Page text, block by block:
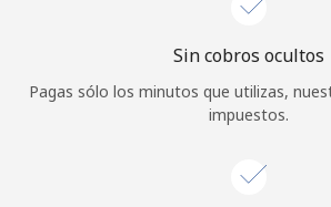
Sin cobros ocultos
Pagas sólo los minutos que utilizas,
impuestos.